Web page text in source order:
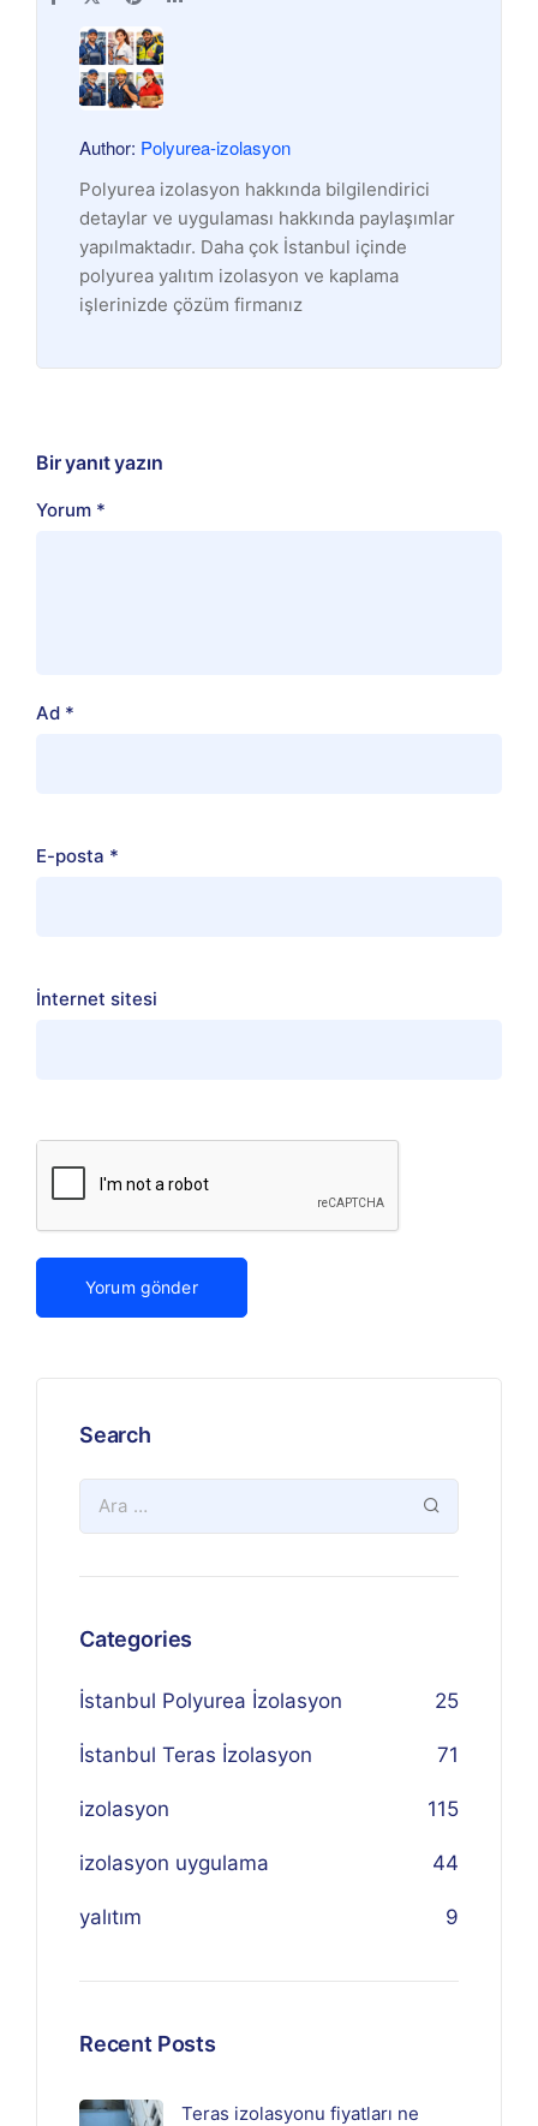
Author: Polyurea-izolasyon
Polyurea izolasyon hakkında bilgilendirici
detaylar ve uygulaması hakkında paylaşımlar
yapılmaktadır. Daha çok İstanbul içinde
polyurea yalıtım izolasyon ve kaplama
işlerinizde çözüm firmanız
Bir yanıt yazın
Yorum *
Ad *
E-posta *
İnternet sitesi
Search
Categories
İstanbul Polyurea İzolasyon 25
İstanbul Teras İzolasyon 71
izolasyon 115
izolasyon uygulama 44
yalıtım 9
Recent Posts
Teras izolasyonu fiyatları ne